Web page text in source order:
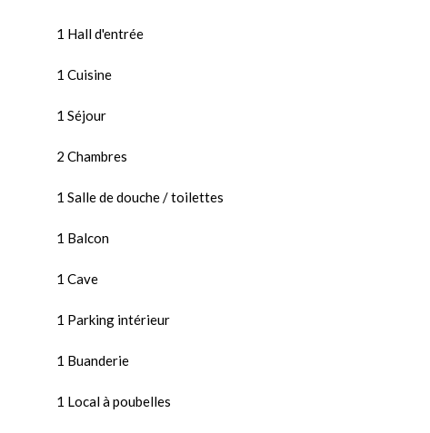
1 Hall d'entrée
1 Cuisine
1 Séjour
2 Chambres
1 Salle de douche / toilettes
1 Balcon
1 Cave
1 Parking intérieur
1 Buanderie
1 Local à poubelles